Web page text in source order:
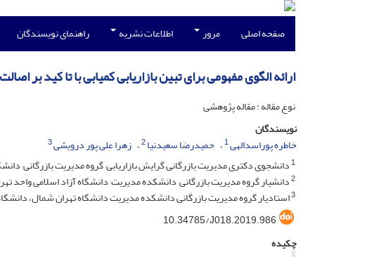
صفحه اصلی مرور اطلاعات نشریه راهنمای نویسندگان
ارائه الگوی مفهومی برای تبین بازاریابی کمیابی با تا کید بر
نوع مقاله : مقاله پژوهشی
نویسندگان
خاطره پوراسدالهی1 حمیدرضا سعیدنیا2 زهرا علی پور درویشی3
1دانشجوی دکتری مدیریت بازرگانی گرایش بازاریابی٬ گروه مدیریت بازرگانی٬ دانشکده مدیریت٬ دانشگاه آزاد اسلامی واحد تهران شمال٬ تهران٬ایران.
2دانشیار گروه مدیریت بازرگانی٬ دانشکده مدیریت٬ دانشگاه آزاد اسلامی واحد تهران شمال٬تهران٬ ایران.
3استادیار گروه مدیریت بازرگانی دانشکده مدیریت دانشگاه تهران شمال،
10.34785/J018.2019.986
چکیده